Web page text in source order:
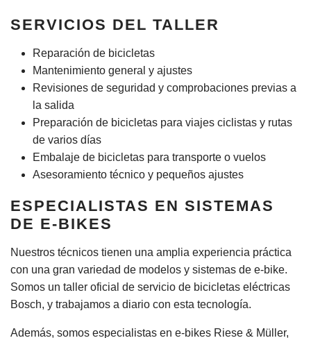
SERVICIOS DEL TALLER
Reparación de bicicletas
Mantenimiento general y ajustes
Revisiones de seguridad y comprobaciones previas a
la salida
Preparación de bicicletas para viajes ciclistas y rutas
de varios días
Embalaje de bicicletas para transporte o vuelos
Asesoramiento técnico y pequeños ajustes
ESPECIALISTAS EN SISTEMAS
DE E-BIKES
Nuestros técnicos tienen una amplia experiencia práctica
con una gran variedad de modelos y sistemas de e-bike.
Somos un taller oficial de servicio de bicicletas eléctricas
Bosch, y trabajamos a diario con esta tecnología.
Además, somos especialistas en e-bikes Riese & Müller,